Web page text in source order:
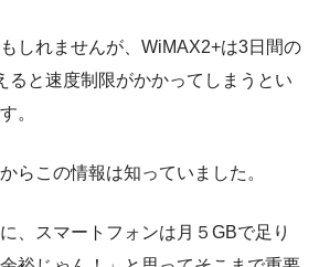
しれませんが、WiMAX2+は3日間の
ると速度制限がかかってしまうとい
。
らこの情報は知っていました。
、スマートフォンは月５GBで足り